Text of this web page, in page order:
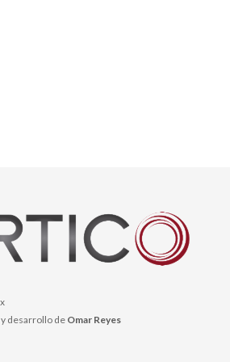
desarrollo de Omar Reyes